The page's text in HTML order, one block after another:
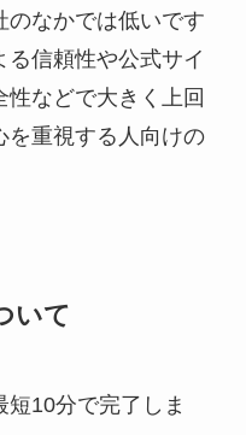
のなかでは低いです
信頼性や公式サイ
性などで大きく上回
を重視する人向けの
いて
10分で完了しま